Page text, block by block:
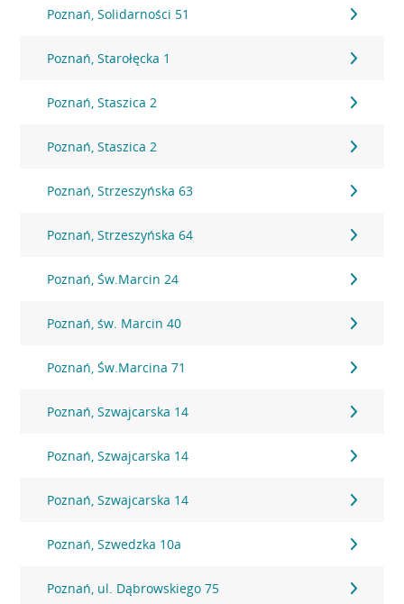
Poznań, Solidarności 51
Poznań, Starołęcka 1
Poznań, Staszica 2
Poznań, Staszica 2
Poznań, Strzeszyńska 63
Poznań, Strzeszyńska 64
Poznań, Św.Marcin 24
Poznań, św. Marcin 40
Poznań, Św.Marcina 71
Poznań, Szwajcarska 14
Poznań, Szwajcarska 14
Poznań, Szwajcarska 14
Poznań, Szwedzka 10a
Poznań, ul. Dąbrowskiego 75